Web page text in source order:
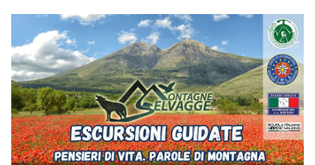
contenuto